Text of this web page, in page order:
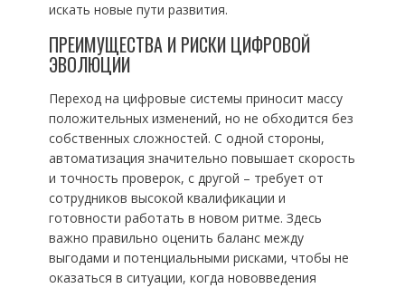
искать новые пути развития.
ПРЕИМУЩЕСТВА И РИСКИ ЦИФРОВОЙ
ЭВОЛЮЦИИ
Переход на цифровые системы приносит массу
положительных изменений, но не обходится без
собственных сложностей. С одной стороны,
автоматизация значительно повышает скорость
и точность проверок, с другой – требует от
сотрудников высокой квалификации и
готовности работать в новом ритме. Здесь
важно правильно оценить баланс между
выгодами и потенциальными рисками, чтобы не
оказаться в ситуации, когда нововведения